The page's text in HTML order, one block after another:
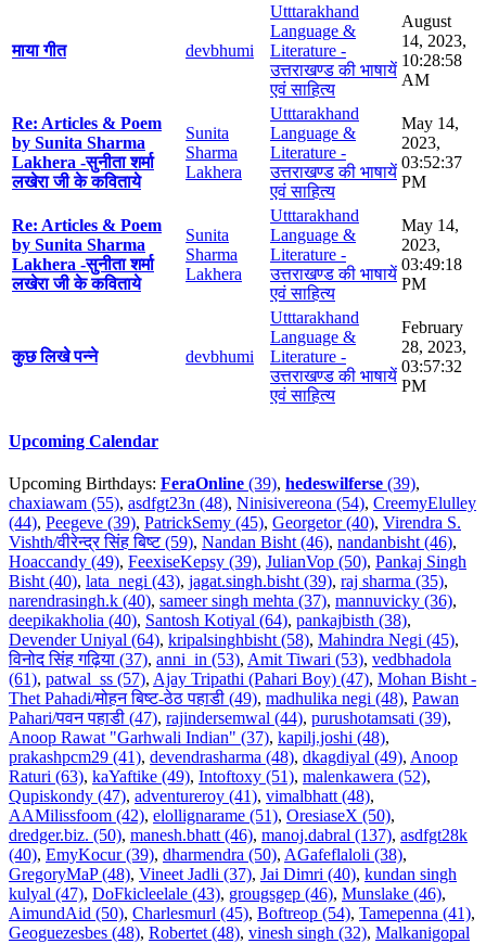
माया गीत devbhumi
Utttarakhand
Language &
Literature -
उत्तराखण्ड की भाषायें
एवं साहित्य
August
14, 2023,
10:28:58
AM
Re: Articles & Poem
by Sunita Sharma
Lakhera -सुनीता शर्मा
लखेरा जी के कविताये
Sunita
Sharma
Lakhera
Utttarakhand
Language &
Literature -
उत्तराखण्ड की भाषायें
एवं साहित्य
May 14,
2023,
03:52:37
PM
Re: Articles & Poem
by Sunita Sharma
Lakhera -सुनीता शर्मा
लखेरा जी के कविताये
Sunita
Sharma
Lakhera
Utttarakhand
Language &
Literature -
उत्तराखण्ड की भाषायें
एवं साहित्य
May 14,
2023,
03:49:18
PM
कुछ लिखे पन्ने devbhumi
Utttarakhand
Language &
Literature -
उत्तराखण्ड की भाषायें
एवं साहित्य
February
28, 2023,
03:57:32
PM
Upcoming Calendar
Upcoming Birthdays: FeraOnline (39), hedeswilferse (39),
chaxiawam (55), asdfgt23n (48), Ninisivereona (54), CreemyElulley
(44), Peegeve (39), PatrickSemy (45), Georgetor (40), Virendra S.
Vishth/वीरेन्द्र सिंह बिष्ट (59), Nandan Bisht (46), nandanbisht (46),
Hoaccandy (49), FeexiseKepsy (39), JulianVop (50), Pankaj Singh
Bisht (40), lata_negi (43), jagat.singh.bisht (39), raj sharma (35),
narendrasingh.k (40), sameer singh mehta (37), mannuvicky (36),
deepikakholia (40), Santosh Kotiyal (64), pankajbisth (38),
Devender Uniyal (64), kripalsinghbisht (58), Mahindra Negi (45),
विनोद सिंह गढ़िया (37), anni_in (53), Amit Tiwari (53), vedbhadola
(61), patwal_ss (57), Ajay Tripathi (Pahari Boy) (47), Mohan Bisht -
Thet Pahadi/मोहन बिष्ट-ठेठ पहाडी (49), madhulika negi (48), Pawan
Pahari/पवन पहाडी (47), rajindersemwal (44), purushotamsati (39),
Anoop Rawat "Garhwali Indian" (37), kapilj.joshi (48),
prakashpcm29 (41), devendrasharma (48), dkagdiyal (49), Anoop
Raturi (63), kaYaftike (49), Intoftoxy (51), malenkawera (52),
Qupiskondy (47), adventureroy (41), vimalbhatt (48),
AAMilissfoom (42), elollignarame (51), OresiaseX (50),
dredger.biz. (50), manesh.bhatt (46), manoj.dabral (137), asdfgt28k
(40), EmyKocur (39), dharmendra (50), AGafeflaloli (38),
GregoryMaP (48), Vineet Jadli (37), Jai Dimri (40), kundan singh
kulyal (47), DoFkicleelale (43), grougsgep (46), Munslake (46),
AimundAid (50), Charlesmurl (45), Boftreop (54), Tamepenna (41),
Geoguezesbes (48), Robertet (48), vinesh singh (32), Malkanigopal